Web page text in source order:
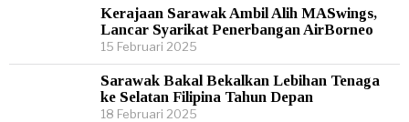
Kerajaan Sarawak Ambil Alih MASwings,
Lancar Syarikat Penerbangan AirBorneo
15 Februari 2025
Sarawak Bakal Bekalkan Lebihan Tenaga
ke Selatan Filipina Tahun Depan
18 Februari 2025